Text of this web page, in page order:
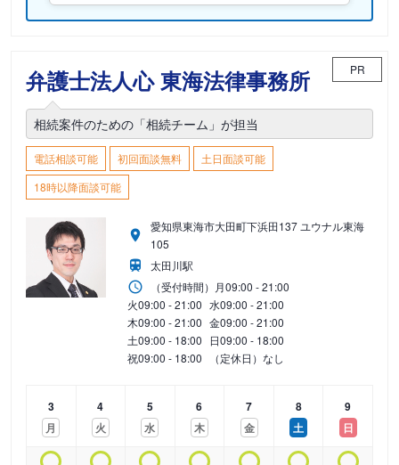
弁護士法人心 東海法律事務所 PR
相続案件のための「相続チーム」が担当
電話相談可能 初回面談無料
土日面談可能
18時以降面談可能
愛知県東海市大田町下浜田137 ユウナル東海
105
太田川駅
（受付時間） 月09:00 - 21:00
火09:00 - 21:00 水09:00 - 21:00
木09:00 - 21:00 金09:00 - 21:00
土09:00 - 18:00 日09:00 - 18:00
祝09:00 - 18:00 （定休日）なし
3
月
4
火
5
水
6
木
7
金
8
土
9
日